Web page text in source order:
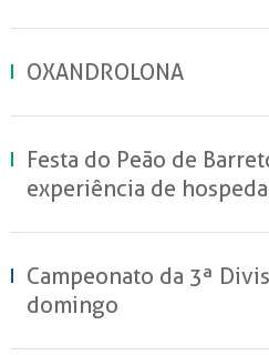
OXANDROLONA
Festa do Peão de
experiência de
Campeonato da 3ª
domingo